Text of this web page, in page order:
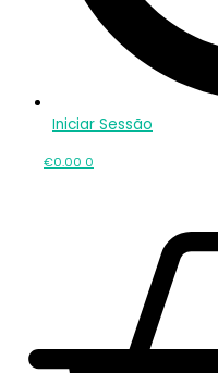
Iniciar Sessão
€0.00 0